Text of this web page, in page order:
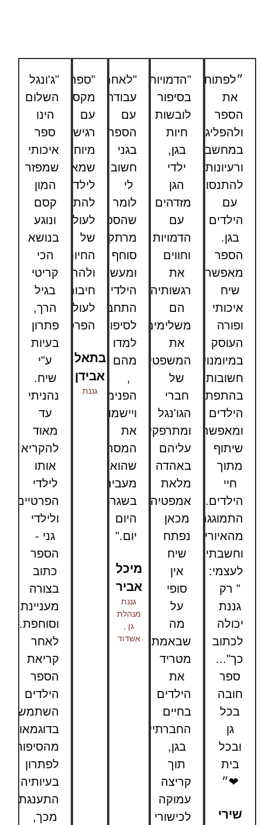
״לפתוח
את
הספר
ולהפליג
במחשבות
ורעיונות
להתנסות
עם
הילדים
בגן.
הספר
מאפשר
שיח
איכותי
ופורה
העוסק
במיומנויות
חשובות
בהתפתחות
הילדים
ומאפשר
שיתוף
מתוך
חיי
הילדים.
התמוגגתי
מהאיורים
וחשבתי
לעצמי:
" רק
גננת
יכולה
לכתוב
כך"...
ספר
חובה
בכל
גן
ובכל
בית
❤״
שירי
"הדמויות
בסיפור
לובשות
חיות
בגן,
ילדי
הגן
מזדהים
עם
הדמויות
וחווים
את
רגשותיהם,
הם
משלימים
את
המשפטים
של
חברי
הגו'נגל
ומתרפקים
עליהם
באהדה
מלאת
אמפטיה,
מכאן
נפתח
שיח
אין
סופי
על
מה
שבאמת
מטריד
את
הילדים
בחיים
החברתיים
בגן,
תוך
קריצה
עמוקה
לכישורי
"לאחר
עבודה
עם
הספר
בגני
חשוב
לי
לומר
שהספר
מרתק,
סוחף
ומעשיר.
הילדים
התחברו
לסיפורים,
למדו
מהם
,
הפנימו
ויישמו
את
המסר
שהוא
מעביר
בשגרת
היום
יום."
מיכל
אביר
גננת
מנהלת
גן ,
אשדוד
"ספר
מקסים,
עם
רגישות
מיוחדת
שמאפשר
לילדים
להתחבר
לעולמם
של
החיות
ולהרגיש
חיבור
לעולמם
הפרטי"
בתאל
אבידן
גננת
"ג'ונגל
השלום
הינו
ספר
איכותי
שמפזר
המון
קסם
ונוגע
בנושא
הכי
קריטי
בגיל
הרך,
פתרון
בעיות
ע"י
שיח.
נהניתי
עד
מאוד
להקריא
אותו
לילדי
הפרטיים
ולילדי
גני -
הספר
כתוב
בצורה
מעניינת
וסוחפת.
לאחר
קריאת
הספר
הילדים
השתמשו
בדוגמאות
מהסיפור
לפתרון
בעיותיהם,
התענגתי
מכך,